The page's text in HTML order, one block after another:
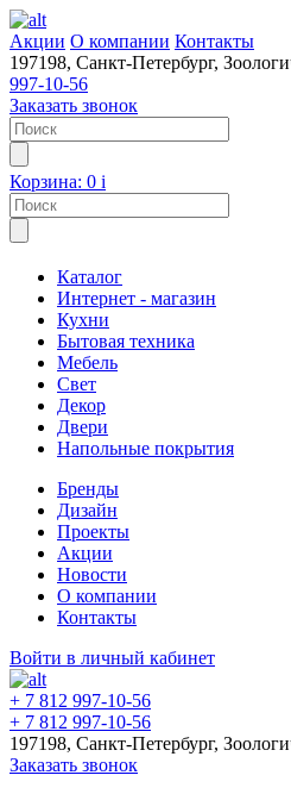
Акции О компании Контакты
197198, Санкт-Петербург,
997-10-56
Заказать звонок
Корзина: 0 i
Каталог
Интернет - магазин
Кухни
Бытовая техника
Мебель
Свет
Декор
Двери
Напольные покрытия
Бренды
Дизайн
Проекты
Акции
Новости
О компании
Контакты
Войти в личный кабинет
+ 7 812 997-10-56
+ 7 812 997-10-56
197198, Санкт-Петербург,
Заказать звонок